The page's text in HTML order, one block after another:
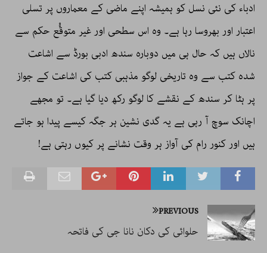
ادباء کی نئی نسل کو ہمیشہ اپنے ماضی کے معماروں پر تسلی
اعتبار اور بھروسا رہا ہے۔ وہ اس سطحی اور غیر متوقُّع حکم سے
نالاں ہیں کہ حال ہی میں دوبارہ سندھ ادبی بورڈ سے اشاعت
شدہ کتب سے وہ تاریخی لوگو مذہبی کتب کی اشاعت کے جواز
پر ہٹا کر سندھ کے نقشے کا لوگو رکھ دیا گیا ہے۔ تو مجھے
اچانک سوچ آ رہی ہے یہ گدی نشین ہر جگہ کیسے پیدا ہو جاتے
ہیں اور کنور رام کی آواز ہر وقت نشانے پر کیوں رہتی ہے!
PREVIOUS
حلوائی کی دکان نانا جی کی فاتحہ